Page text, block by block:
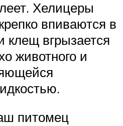
Хелицеры
впиваются в
клещ вгрызается
животного и
питомец